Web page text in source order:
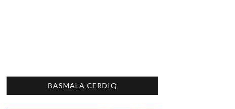
BASMALA CERDIQ